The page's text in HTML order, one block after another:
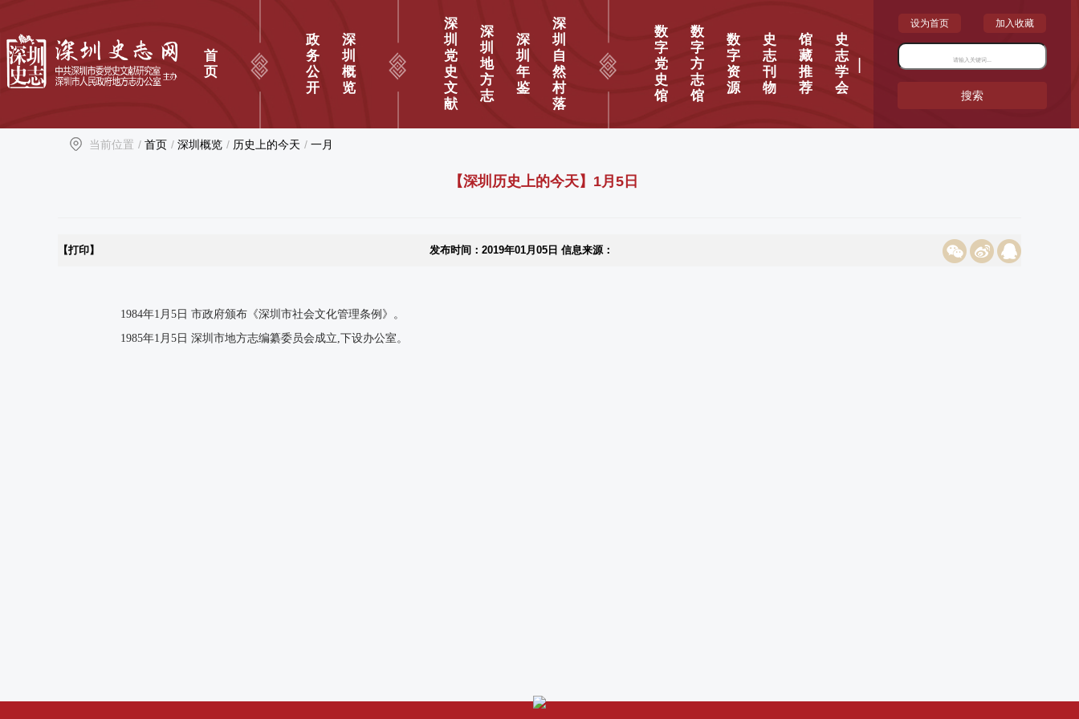
首
页
政
务
公
开
深
圳
概
览
深
圳
党
史
文
献
深
圳
地
方
志
深
圳
年
鉴
深
圳
自
然
村
落
数
字
党
史
馆
数
字
方
志
馆
数
字
资
源
史
志
刊
物
馆
藏
推
荐
史
志
学
会
设为首页 加入收藏
搜索
当前位置 / 首页 / 深圳概览 / 历史上的今天 / 一月
【深圳历史上的今天】1月5日
【打印】 发布时间：2019年01月05日 信息来源：
1984年1月5日 市政府颁布《深圳市社会文化管理条例》。
1985年1月5日 深圳市地方志编纂委员会成立,下设办公室。